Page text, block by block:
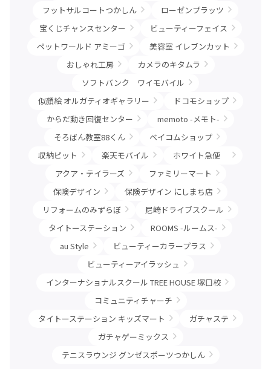
フットサルコートつかしん
ローゼンプラッツ
宝くじチャンスセンター
ビューティーフェイス
ペットワールド アミーゴ
美容室 イレブンカット
おしゃれ工房
カメラのキタムラ
ソフトバンク ワイモバイル
似顔絵 オルガティオギャラリー
ドコモショップ
からだ動き回復センター
memoto -メモト-
そろばん教室88くん
ベイコムショップ
収納ピット
楽天モバイル
ホワイト急便
アクア・テイラーズ
ファミリーマート
保険デザイン
保険デザイン にしまち店
リフォームのみずらぼ
尼崎ドライブスクール
タイトーステーション
ROOMS -ルームス-
au Style
ビューティーカラープラス
ビューティーアイラッシュ
インターナショナルスクール TREE HOUSE 塚口校
コミュニティチャーチ
タイトーステーション キッズマート
ガチャステ
ガチャゲーミックス
テニスラウンジ グンゼスポーツつかしん